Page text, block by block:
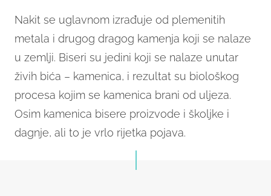
Nakit se uglavnom izrađuje od plemenitih
metala i drugog dragog kamenja koji se nalaze
u zemlji. Biseri su jedini koji se nalaze unutar
živih bića – kamenica, i rezultat su biološkog
procesa kojim se kamenica brani od uljeza.
Osim kamenica bisere proizvode i školjke i
dagnje, ali to je vrlo rijetka pojava.